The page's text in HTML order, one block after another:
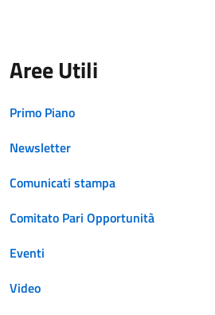
Aree Utili
Primo Piano
Newsletter
Comunicati stampa
Comitato Pari Opportunità
Eventi
Video